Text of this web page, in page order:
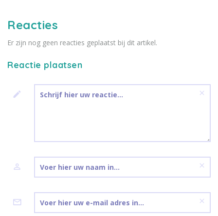
Reacties
Er zijn nog geen reacties geplaatst bij dit artikel.
Reactie plaatsen